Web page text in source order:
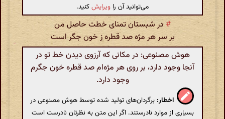
می‌توانید آن را ویرایشکنید.
# در شبستان تمنای خطت حاصل من
بر سر هر مژه صد قطره ز خون جگر است
هوش مصنوعی: در مکانی که آرزوی دیدن خط تو در
آنجا وجود دارد، بر روی هر مژه‌ام صد قطره خون جگرم
وجود دارد.
اخطار: برگردان‌های تولید شده توسط هوش مصنوعی در
بسیاری از موارد نادرستند. اگر این متن به نظرتان نادرست است